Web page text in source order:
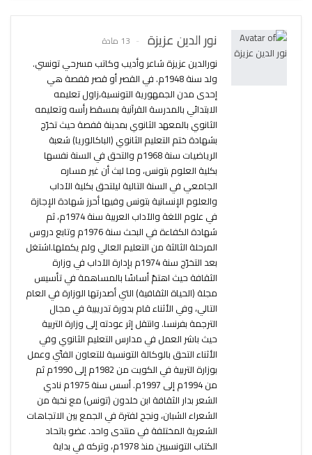
نور الدين عزيزة 13 مادة
نورالدين عزيزة شاعر وأديب وكاتب مسرحي تونسي.
ولد سنة 1948م. في القصر أو قصر قفصة هي
إحدى مدن الجمهورية التونسية،زاول تعليمه
الابتدائي بالمدرسة القرآنية بمسقط رأسه وتعليمه
الثانوي بالمعهد الثانوي بمدينة قفصة حيث تخرّج
بشهادة ختم التعليم الثانوي (الباكالوريا) شعبة
الرياضيات سنة 1968م والتحق في السنة نفسها
بكلية العلوم بتونس، وما لبث أن غير مساره
الجامعي في السنة التالية ليلتحق بكلية الآداب
والعلوم الإنسانية بتونس وفيها أحرز شهادة الإجازة
في علوم اللغة والآداب العربية سنة 1974م، ثم
شهادة الكفاءة في البحث سنة 1976م وتابع دروس
المرحلة الثالثة من التعليم العالي ولم يكملها.اشتغل
بعد التخرّج سنة 1974م بإدارة الآداب في وزارة
الثقافة حيث اهتمّ أساسًا بالمساهمة في تأسيس
مجلة (الحياة الثقافية) التي أصدرتها الوزارة في العام
التالي، وفي الأثناء قام بدورة تدريبية في مجال
الترجمة بفرنسا. وانتقل إثر عودته إلى وزارة التربية
حيث باشر العمل في مدارس التعليم الثانوي وفي
الأثناء التحق بالوكالة التونسية للتعاون الفنّي وعمل
بوزارة التربية في الكويت من 1982م إلى 1990م ثم
من 1994م إلى 1997م. أسس سنة 1975م نادي
الشعر بدار الثقافة ابن خلدون (تونس) مع نخبة من
الشعراء الشبان، ونجح لفترة في الجمع بين الاتجاهات
الشعرية المختلفة في منتدى واحد. عضو باتحاد
الكتاب التونسيين منذ 1978م، وتركه في بداية